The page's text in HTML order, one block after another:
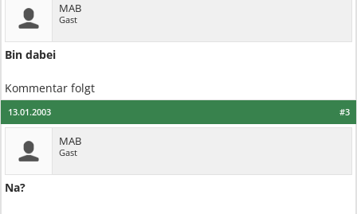
MAB
Gast
Bin dabei
Kommentar folgt
#3
13.01.2003
MAB
Gast
Na?